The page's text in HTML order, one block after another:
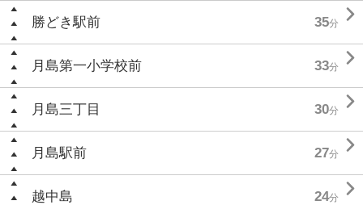
勝どき駅前 35分 
月島第一小学校前 33分 
月島三丁目 30分 
月島駅前 27分 
越中島 24分 